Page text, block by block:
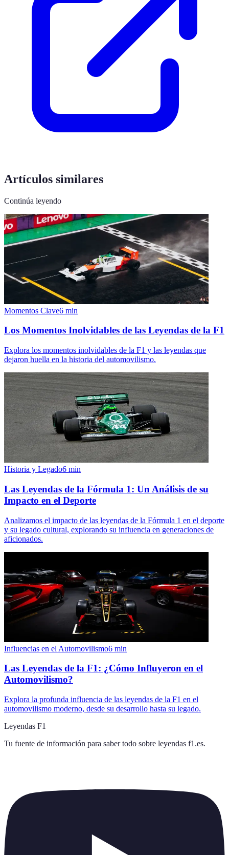
Artículos similares
Continúa leyendo
Momentos Clave6 min
Los Momentos Inolvidables de las Leyendas de la F1
Explora los momentos inolvidables de la F1 y las leyendas que
dejaron huella en la historia del automovilismo.
Historia y Legado6 min
Las Leyendas de la Fórmula 1: Un Análisis de su
Impacto en el Deporte
Analizamos el impacto de las leyendas de la Fórmula 1 en el deporte
y su legado cultural, explorando su influencia en generaciones de
aficionados.
Influencias en el Automovilismo6 min
Las Leyendas de la F1: ¿Cómo Influyeron en el
Automovilismo?
Explora la profunda influencia de las leyendas de la F1 en el
automovilismo moderno, desde su desarrollo hasta su legado.
Leyendas F1
Tu fuente de información para saber todo sobre leyendas f1.es.